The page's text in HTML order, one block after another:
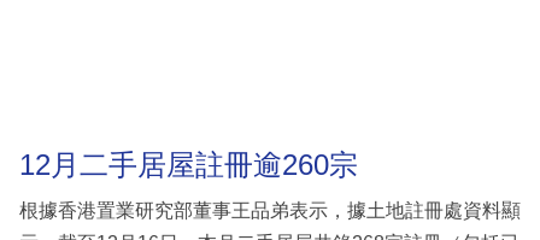
12月二手居屋註冊逾260宗
根據香港置業研究部董事王品弟表示，據土地註冊處資料顯